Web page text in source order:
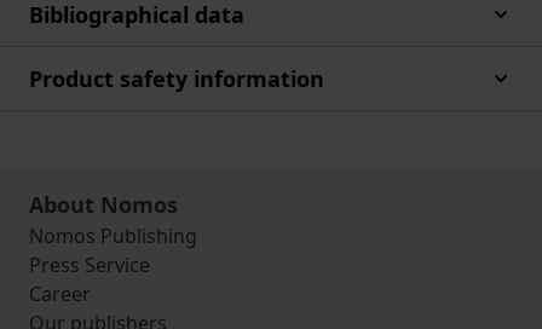
Bibliographical data
Product safety information
About Nomos
Nomos Publishing
Press Service
Career
Our publishers